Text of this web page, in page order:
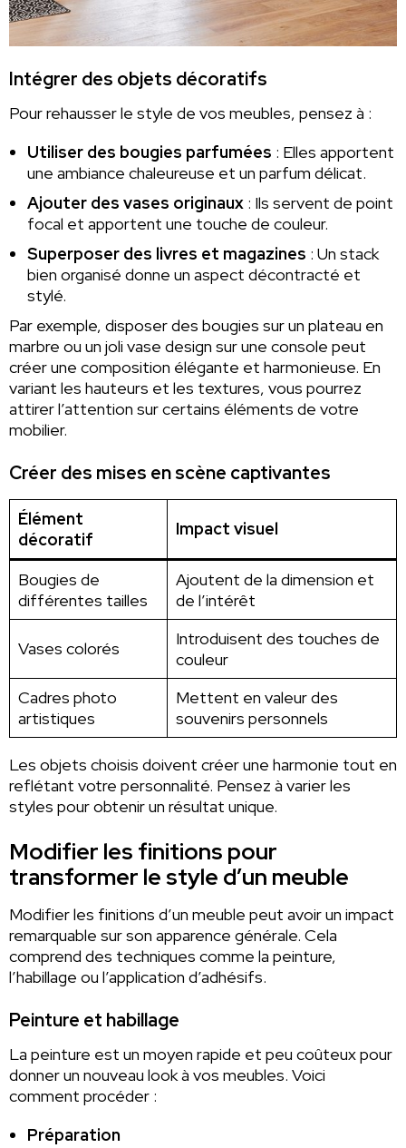
Intégrer des objets décoratifs
Pour rehausser le style de vos meubles, pensez à :
Utiliser des bougies parfumées : Elles apportent
une ambiance chaleureuse et un parfum délicat.
Ajouter des vases originaux : Ils servent de point
focal et apportent une touche de couleur.
Superposer des livres et magazines : Un stack
bien organisé donne un aspect décontracté et
stylé.
Par exemple, disposer des bougies sur un plateau en
marbre ou un joli vase design sur une console peut
créer une composition élégante et harmonieuse. En
variant les hauteurs et les textures, vous pourrez
attirer l’attention sur certains éléments de votre
mobilier.
Créer des mises en scène captivantes
Élément
décoratif
Impact visuel
Bougies de
différentes tailles
Ajoutent de la dimension et
de l’intérêt
Vases colorés
Introduisent des touches de
couleur
Cadres photo
artistiques
Mettent en valeur des
souvenirs personnels
Les objets choisis doivent créer une harmonie tout en
reflétant votre personnalité. Pensez à varier les
styles pour obtenir un résultat unique.
Modifier les finitions pour
transformer le style d’un meuble
Modifier les finitions d’un meuble peut avoir un impact
remarquable sur son apparence générale. Cela
comprend des techniques comme la peinture,
l’habillage ou l’application d’adhésifs.
Peinture et habillage
La peinture est un moyen rapide et peu coûteux pour
donner un nouveau look à vos meubles. Voici
comment procéder :
Préparation